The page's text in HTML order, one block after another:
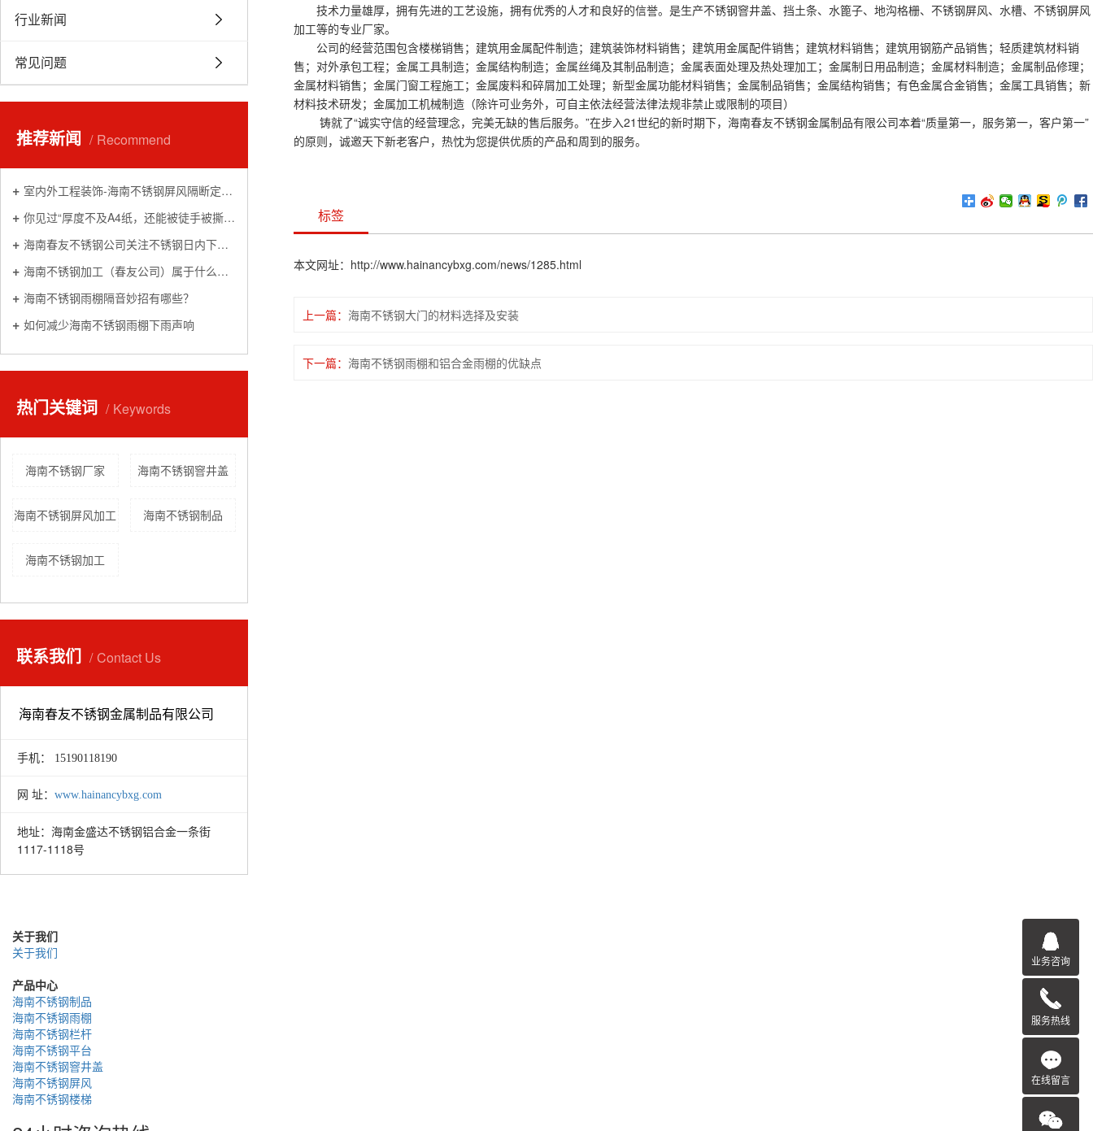
行业新闻
常见问题
推荐新闻 Recommend
室内外工程装饰-海南不锈钢屏风隔断定制加工厂家
你见过“厚度不及A4纸，还能被徒手被撕碎”的不锈钢吗
海南春友不锈钢公司关注不锈钢日内下跌0.17% 机构称不锈钢上下驱动有限，关注低多机会
海南不锈钢加工（春友公司）属于什么行业
海南不锈钢雨棚隔音妙招有哪些？
如何减少海南不锈钢雨棚下雨声响
热门关键词 Keywords
海南不锈钢厂家 海南不锈钢窨井盖
海南不锈钢屏风加工 海南不锈钢制品
海南不锈钢加工
联系我们 Contact Us
海南春友不锈钢金属制品有限公司
手机： 15190118190
网 址： www.hainancybxg.com
地址： 海南金盛达不锈钢铝合金一条街
1117-1118号
技术力量雄厚，拥有先进的工艺设施，拥有优秀的人才和良好的信誉。是生产不锈钢窨井盖、挡土条、水篦子、地沟格栅、不锈钢屏风、水槽、不锈钢屏风
加工等的专业厂家。
公司的经营范围包含楼梯销售；建筑用金属配件制造；建筑装饰材料销售；建筑用金属配件销售；建筑材料销售；建筑用钢筋产品销售；轻质建筑材料销
售；对外承包工程；金属工具制造；金属结构制造；金属丝绳及其制品制造；金属表面处理及热处理加工；金属制日用品制造；金属材料制造；金属制品修理；
金属材料销售；金属门窗工程施工；金属废料和碎屑加工处理；新型金属功能材料销售；金属制品销售；金属结构销售；有色金属合金销售；金属工具销售；新
材料技术研发；金属加工机械制造（除许可业务外，可自主依法经营法律法规非禁止或限制的项目）
铸就了“诚实守信的经营理念，完美无缺的售后服务。”在步入21世纪的新时期下，海南春友不锈钢金属制品有限公司本着“质量第一，服务第一，客户第一”
的原则，诚邀天下新老客户，热忱为您提供优质的产品和周到的服务。
标签
本文网址：http://www.hainancybxg.com/news/1285.html
上一篇： 海南不锈钢大门的材料选择及安装
下一篇： 海南不锈钢雨棚和铝合金雨棚的优缺点
关于我们
关于我们
产品中心
海南不锈钢制品
海南不锈钢雨棚
海南不锈钢栏杆
海南不锈钢平台
海南不锈钢窨井盖
海南不锈钢屏风
海南不锈钢楼梯
业务咨询
服务热线
在线留言